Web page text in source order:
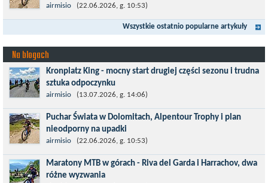
Czerwiec w moim planie oznaczał wejście w najbardziej
wymagający etap i cel pierwszej części sezonu: Puchar Świata w
maratonie MTB w Dolomitach...
airmisio (22.06.2026, g. 10:53)
Wszystkie ostatnio popularne artykuły
Na blogach
Kronplatz King - mocny start drugiej części sezonu i trudna
sztuka odpoczynku
Kronplatz King, epicki MTB Maraton z metą na 2275 m we
włoskich Alpach – łącznie 3000 metrów przewyższenia na
dystansie 60 km, ze...
airmisio (13.07.2026, g. 14:06)
Puchar Świata w Dolomitach, Alpentour Trophy i plan
nieodporny na upadki
Czerwiec w moim planie oznaczał wejście w najbardziej
wymagający etap i cel pierwszej części sezonu: Puchar Świata w
maratonie MTB w Dolomitach...
airmisio (22.06.2026, g. 10:53)
Maratony MTB w górach - Riva del Garda i Harrachov, dwa
różne wyzwania